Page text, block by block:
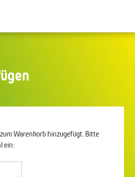
Warenkorb hinzugefügt. Bitte
ein: